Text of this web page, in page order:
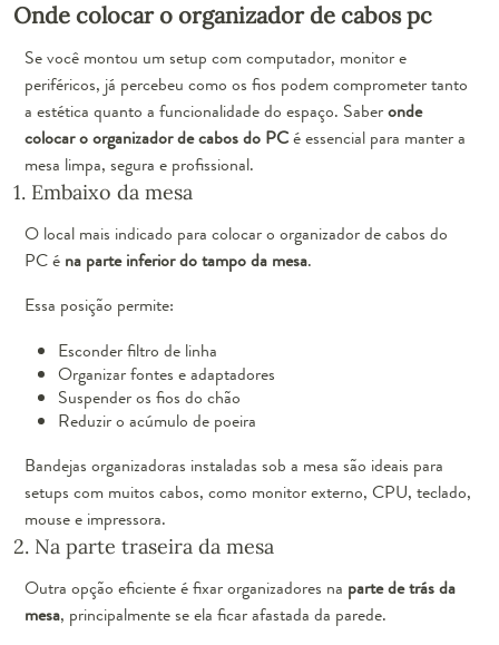
Onde colocar o organizador de cabos pc
Se você montou um setup com computador, monitor e
periféricos, já percebeu como os fios podem comprometer tanto
a estética quanto a funcionalidade do espaço. Saberonde
colocar o organizador de cabos do PCé essencial para manter a
mesa limpa, segura e profissional.
1. Embaixo da mesa
O local mais indicado para colocar o organizador de cabos do
PC é na parte inferior do tampo da mesa.
Essa posição permite:
Esconder filtro de linha
Organizar fontes e adaptadores
Suspender os fios do chão
Reduzir o acúmulo de poeira
Bandejas organizadoras instaladas sob a mesa são ideais para
setups com muitos cabos, como monitor externo, CPU, teclado,
mouse e impressora.
2. Na parte traseira da mesa
Outra opção eficiente é fixar organizadores na parte de trás da
mesa, principalmente se ela ficar afastada da parede.